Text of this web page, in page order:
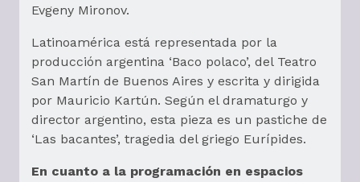
Evgeny Mironov.
Latinoamérica está representada por la
producción argentina ‘Baco polaco’, del Teatro
San Martín de Buenos Aires y escrita y dirigida
por Mauricio Kartún. Según el dramaturgo y
director argentino, esta pieza es un pastiche de
‘Las bacantes’, tragedia del griego Eurípides.
En cuanto a la programación en espacios